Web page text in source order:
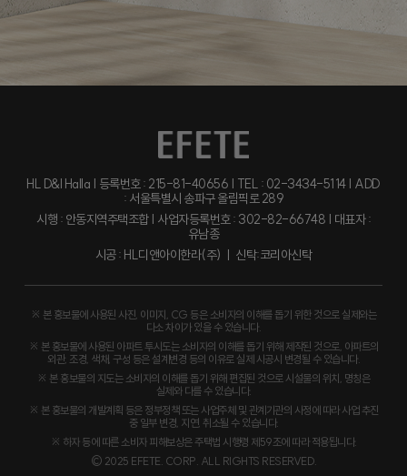
HL D&I Halla | 등록번호 : 215-81-40656 | TEL : 02-3434-5114 | ADD
: 서울특별시 송파구 올림픽로 289
시행 : 안동지역주택조합 | 사업자등록번호 : 302-82-66748 | 대표자 :
유남종
시공 : HL디앤아이한라(주) ㅣ 신탁:코리아신탁
※ 본 홍보물에 사용된 사진, 이미지, CG 등은 소비자의 이해를 돕기 위한 것으로 실제와는
다소 차이가 있을 수 있습니다.
※ 본 홍보물에 사용된 아파트 투시도는 소비자의 이해를 돕기 위해 제작된 것으로, 아파트의
외관, 조경, 색채, 구성 등은 설계변경 등의 이유로 실제 시공시 변경될 수 있습니다.
※ 본 홍보물의 지도는 소비자의 이해를 돕기 위해 편집된 것으로 시설물의 위치, 명칭은
실제와 다를 수 있습니다.
※ 본 홍보물의 개발계획 등은 정부정책 또는 사업주체 및 관계기관의 사정에 따라 사업 추진
중 일부 변경, 지연, 취소될 수 있습니다.
※ 하자 등에 따른 소비자 피해보상은 주택법 시행령 제59조에 따라 적용됩니다.
© 2025 EFETE. CORP. ALL RIGHTS RESERVED.